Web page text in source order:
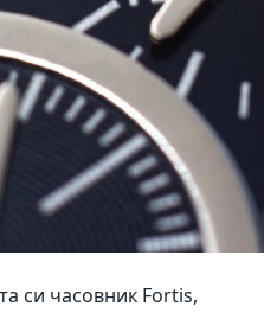
си часовник Fortis,